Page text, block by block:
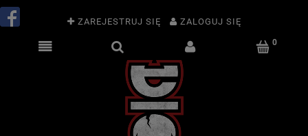
ZAREJESTRUJ SIĘ ZALOGUJ SIĘ